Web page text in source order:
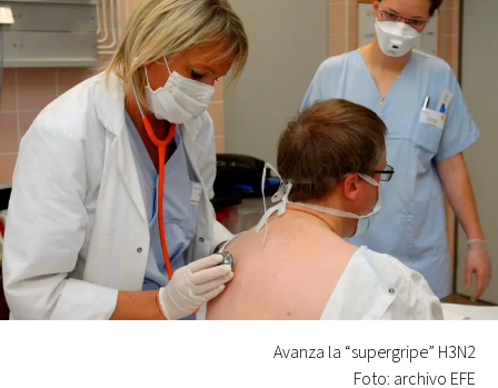
Avanza la “supergripe” H3N2
Foto: archivo EFE